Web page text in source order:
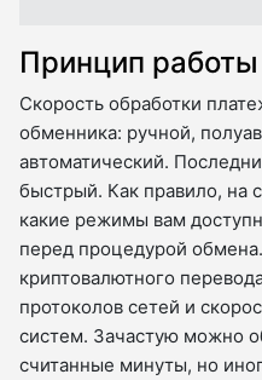
Принцип
Скорость обработки
обменника: ручной,
автоматический.
быстрый. Как правило, на
какие режимы вам
перед процедурой
криптовалютного
протоколов сетей и
систем. Зачастую можно
считанные минуты, но